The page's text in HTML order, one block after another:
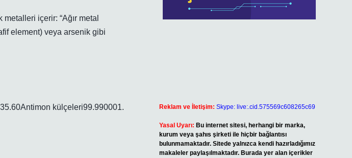
metalleri içerir: “Ağır metal
element) veya arsenik gibi
külçeleri99.990001. Reklam ve İletişim: Skype: live:.cid.575569c608265c69
Yasal Uyarı: Bu internet sitesi, herhangi bir marka,
kurum veya şahıs şirketi ile hiçbir bağlantısı
bulunmamaktadır. Sitede yalnızca kendi hazırladığımız
makaleler paylaşılmaktadır. Burada yer alan içerikler